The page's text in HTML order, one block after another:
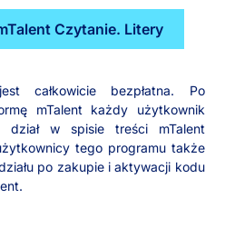
Czytanie. Litery
całkowicie bezpłatna. Po
mTalent każdy użytkownik
dział w spisie treści mTalent
tego programu także
po zakupie i aktywacji kodu